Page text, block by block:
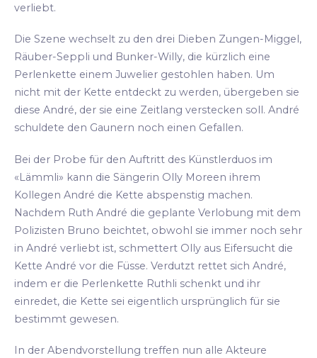
verliebt.
Die Szene wechselt zu den drei Dieben Zungen-Miggel,
Räuber-Seppli und Bunker-Willy, die kürzlich eine
Perlenkette einem Juwelier gestohlen haben. Um
nicht mit der Kette entdeckt zu werden, übergeben sie
diese André, der sie eine Zeitlang verstecken soll. André
schuldete den Gaunern noch einen Gefallen.
Bei der Probe für den Auftritt des Künstlerduos im
«Lämmli» kann die Sängerin Olly Moreen ihrem
Kollegen André die Kette abspenstig machen.
Nachdem Ruth André die geplante Verlobung mit dem
Polizisten Bruno beichtet, obwohl sie immer noch sehr
in André verliebt ist, schmettert Olly aus Eifersucht die
Kette André vor die Füsse. Verdutzt rettet sich André,
indem er die Perlenkette Ruthli schenkt und ihr
einredet, die Kette sei eigentlich ursprünglich für sie
bestimmt gewesen.
In der Abendvorstellung treffen nun alle Akteure